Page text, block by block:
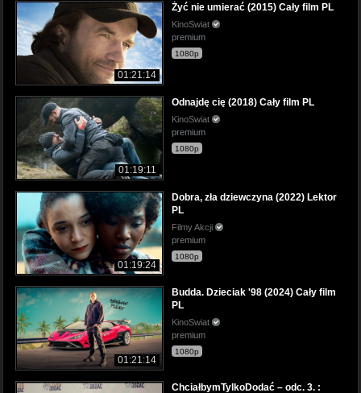
01:21:14
Żyć nie umierać (2015) Cały film PL
KinoSwiat
premium
1080p
01:19:11
Odnajdę cię (2018) Cały film PL
KinoSwiat
premium
1080p
01:19:24
Dobra, zła dziewczyna (2022) Lektor
PL
Filmy Akcji
premium
1080p
01:21:14
Budda. Dzieciak '98 (2024) Cały film
PL
KinoSwiat
premium
1080p
ChciałbymTylkoDodać – odc. 3. :